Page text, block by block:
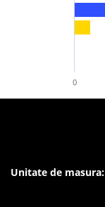
0
Unitate de masura: